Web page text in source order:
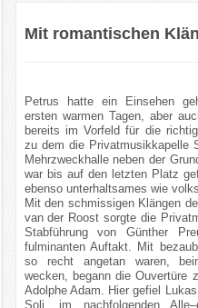
Mit romantischen
Petrus hatte ein Einsehen
ersten warmen Tagen, aber
bereits im Vorfeld für die
zu dem die Privatmusikkapelle
Mehrzweckhalle neben der
war bis auf den letzten Platz
ebenso unterhaltsames wie
Mit den schmissigen Klängen
van der Roost sorgte die
Stabführung von Günther
fulminanten Auftakt. Mit
so recht angetan waren,
wecken, begann die Ouvertüre
Adolphe Adam. Hier gefiel
Soli, im nachfolgenden